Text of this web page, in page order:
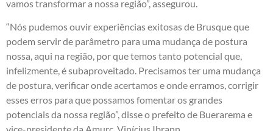
vamos transformar a nossa região”, assegurou.
“Nós pudemos ouvir experiências exitosas de Brusque que
podem servir de parâmetro para uma mudança de postura
nossa, aqui na região, por que temos tanto potencial que,
infelizmente, é subaproveitado. Precisamos ter uma mudança
de postura, verificar onde acertamos e onde erramos, corrigir
esses erros para que possamos fomentar os grandes
potenciais da nossa região”, disse o prefeito de Buerarema e